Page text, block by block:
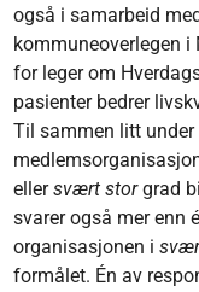
også i samarbeid
kommuneoverlegen
for leger om
pasienter bedrer
Til sammen litt
ellersvært storgrad
svarer også mer enn
organisasjonen i
formålet. Én av